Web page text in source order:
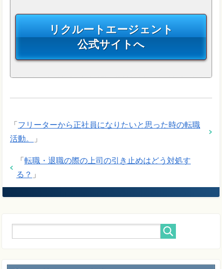
リクルートエージェント
公式サイトへ
「 フリーターから正社員になりたいと思った時の転職
活動。
」
「 転職・退職の際の上司の引き止めはどう対処す
る？ 」